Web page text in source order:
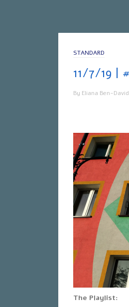
STANDARD
By Eliana Ben-David
The Playlist: